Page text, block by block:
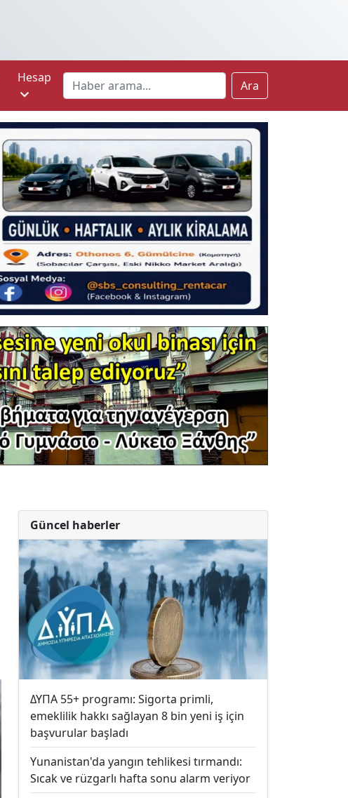
Hesap
Ara
Güncel haberler
ΔΥΠΑ 55+ programı: Sigorta primli,
emeklilik hakkı sağlayan 8 bin yeni iş için
başvurular başladı
Yunanistan'da yangın tehlikesi tırmandı:
Sıcak ve rüzgarlı hafta sonu alarm veriyor